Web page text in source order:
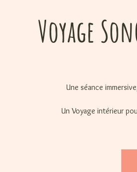
Voyage
Une séance
Un Voyage intérieur